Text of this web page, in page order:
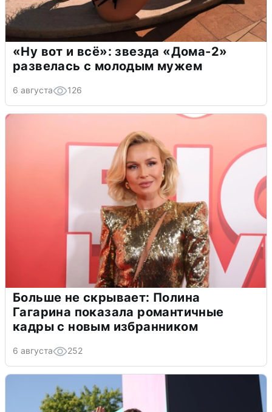
«Ну вот и всё»: звезда «Дома-2»
развелась с молодым мужем
6 августа 126
Больше не скрывает: Полина
Гагарина показала романтичные
кадры с новым избранником
6 августа 252